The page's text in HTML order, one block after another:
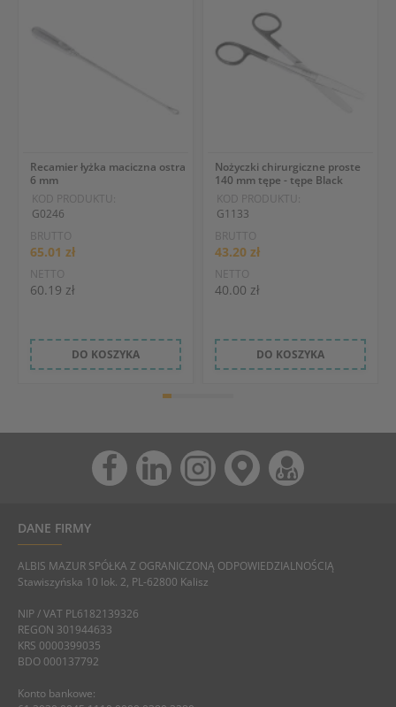
Recamier łyżka maciczna ostra
6 mm
KOD PRODUKTU:
G0246
BRUTTO
65.01 zł
NETTO
60.19 zł
DO KOSZYKA
Nożyczki chirurgiczne proste
140 mm tępe - tępe Black
KOD PRODUKTU:
G1133
BRUTTO
43.20 zł
NETTO
40.00 zł
DO KOSZYKA
DANE FIRMY
ALBIS MAZUR SPÓŁKA Z OGRANICZONĄ ODPOWIEDZIALNOŚCIĄ
Stawiszyńska 10 lok. 2, PL-62800 Kalisz
NIP / VAT PL6182139326
REGON 301944633
KRS 0000399035
BDO 000137792
Konto bankowe: